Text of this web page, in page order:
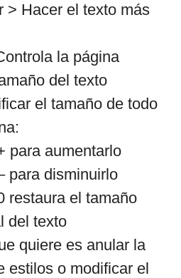
> Hacer el texto más
la página
del texto
el tamaño de todo
para aumentarlo
para disminuirlo
restaura el tamaño
del texto
quiere es anular la
estilos o modificar el